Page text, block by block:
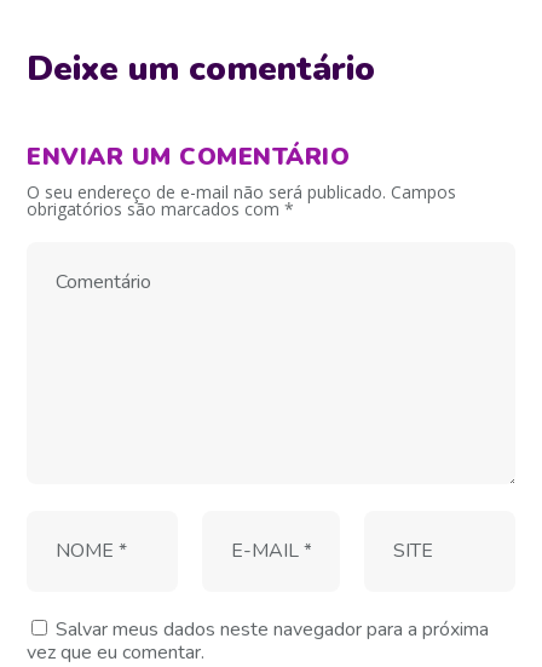
Deixe um comentário
ENVIAR UM COMENTÁRIO
O seu endereço de e-mail não será publicado. Campos
obrigatórios são marcados com*
Salvar meus dados neste navegador para a próxima
vez que eu comentar.